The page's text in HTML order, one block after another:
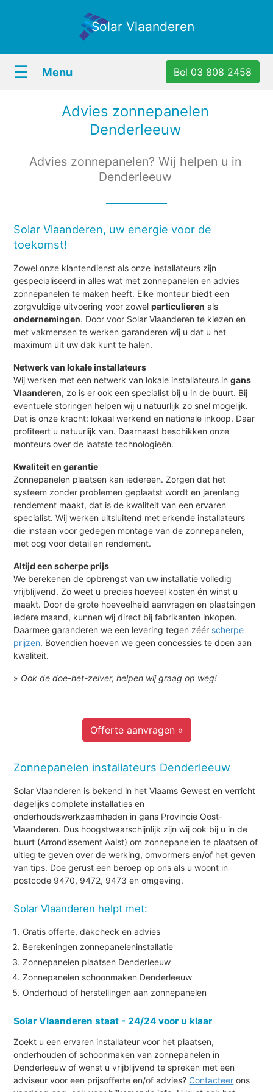
Solar Vlaanderen
☰ Menu Bel 03 808 2458
Advies zonnepanelen
Denderleeuw
Advies zonnepanelen? Wij helpen u in
Denderleeuw
Solar Vlaanderen, uw energie voor de
toekomst!
Zowel onze klantendienst als onze installateurs zijn
gespecialiseerd in alles wat met zonnepanelen en advies
zonnepanelen te maken heeft. Elke monteur biedt een
zorgvuldige uitvoering voor zowelparticulieren als
ondernemingen. Door voor Solar Vlaanderen te kiezen en
met vakmensen te werken garanderen wij u dat u het
maximum uit uw dak kunt te halen.
Netwerk van lokale installateurs
Wij werken met een netwerk van lokale installateurs ingans
Vlaanderen, zo is er ook een specialist bij u in de buurt. Bij
eventuele storingen helpen wij u natuurlijk zo snel mogelijk.
Dat is onze kracht: lokaal werkend en nationale inkoop. Daar
profiteert u natuurlijk van. Daarnaast beschikken onze
monteurs over de laatste technologieën.
Kwaliteit en garantie
Zonnepanelen plaatsen kan iedereen. Zorgen dat het
systeem zonder problemen geplaatst wordt en jarenlang
rendement maakt, dat is de kwaliteit van een ervaren
specialist. Wij werken uitsluitend met erkende installateurs
die instaan voor gedegen montage van de zonnepanelen,
met oog voor detail en rendement.
Altijd een scherpe prijs
We berekenen de opbrengst van uw installatie volledig
vrijblijvend. Zo weet u precies hoeveel kosten én winst u
maakt. Door de grote hoeveelheid aanvragen en plaatsingen
iedere maand, kunnen wij direct bij fabrikanten inkopen.
Daarmee garanderen we een levering tegen zéér scherpe
prijzen. Bovendien hoeven we geen concessies te doen aan
kwaliteit.
» Ook de doe-het-zelver, helpen wij graag op weg!
Offerte aanvragen »
Zonnepanelen installateurs Denderleeuw
Solar Vlaanderen is bekend in het Vlaams Gewest en verricht
dagelijks complete installaties en
onderhoudswerkzaamheden in gans Provincie Oost-
Vlaanderen. Dus hoogstwaarschijnlijk zijn wij ook bij u in de
buurt (Arrondissement Aalst) om zonnepanelen te plaatsen of
uitleg te geven over de werking, omvormers en/of het geven
van tips. Doe gerust een beroep op ons als u woont in
postcode 9470, 9472, 9473 en omgeving.
Solar Vlaanderen helpt met:
Gratis offerte, dakcheck en advies
Berekeningen zonnepaneleninstallatie
Zonnepanelen plaatsen Denderleeuw
Zonnepanelen schoonmaken Denderleeuw
Onderhoud of herstellingen aan zonnepanelen
Solar Vlaanderen staat - 24/24 voor u klaar
Zoekt u een ervaren installateur voor het plaatsen,
onderhouden of schoonmaken van zonnepanelen in
Denderleeuw of wenst u vrijblijvend te spreken met een
adviseur voor een prijsofferte en/of advies? Contacteer ons